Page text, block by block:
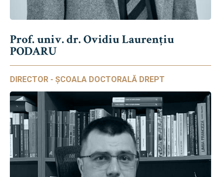
Prof. univ. dr. Ovidiu Laurențiu
PODARU
DIRECTOR - ȘCOALA DOCTORALĂ DREPT